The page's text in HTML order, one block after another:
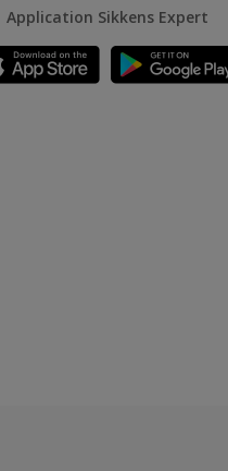
Application Sikkens Expert